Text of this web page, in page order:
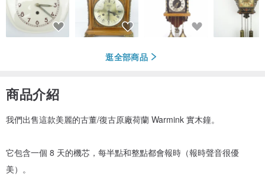
逛全部商品
商品介紹
我們出售這款美麗的古董/復古原廠荷蘭 Warmink 實木鐘。
它包含一個 8 天的機芯，每半點和整點都會報時（報時聲音很優
美）。